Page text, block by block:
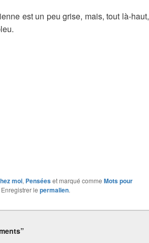
est un peu grise, mais, tout là-haut,
moi, Penséeset marqué comme Mots pour
Enregistrer le permalien.